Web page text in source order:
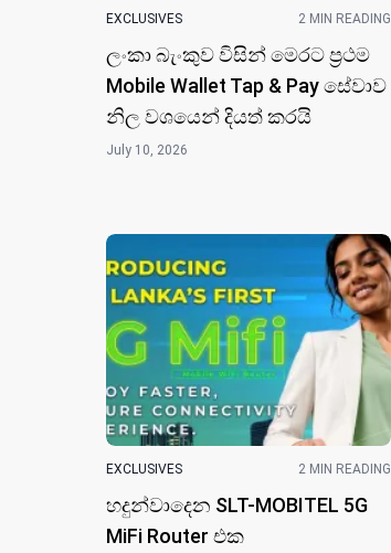
EXCLUSIVES 2 MIN READING
ලංකා බැංකුව විසි​න් මෙරට ප්‍රථම
Mobile Wallet Tap & Pay සේවාව
නිල වශයෙන් දියත් කරයි
July 10, 2026
EXCLUSIVES 2 MIN READING
හදුන්වාදෙන SLT-MOBITEL 5G
MiFi Router එ​ක